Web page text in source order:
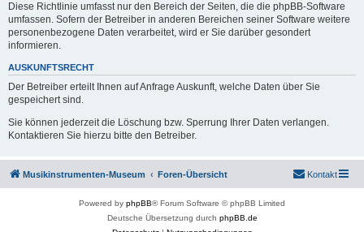
Diese Richtlinie umfasst nur den Bereich der Seiten, die die phpBB-Software
umfassen. Sofern der Betreiber in anderen Bereichen seiner Software weitere
personenbezogene Daten verarbeitet, wird er Sie darüber gesondert
informieren.
AUSKUNFTSRECHT
Der Betreiber erteilt Ihnen auf Anfrage Auskunft, welche Daten über Sie
gespeichert sind.
Sie können jederzeit die Löschung bzw. Sperrung Ihrer Daten verlangen.
Kontaktieren Sie hierzu bitte den Betreiber.
Musikinstrumenten-Museum Foren-Übersicht Kontakt
Powered by phpBB® Forum Software © phpBB Limited
Deutsche Übersetzung durch phpBB.de